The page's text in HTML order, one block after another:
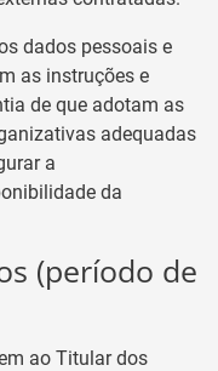
dados pessoais e
as instruções e
de que adotam as
adequadas
a
da
(período de
ao Titular dos